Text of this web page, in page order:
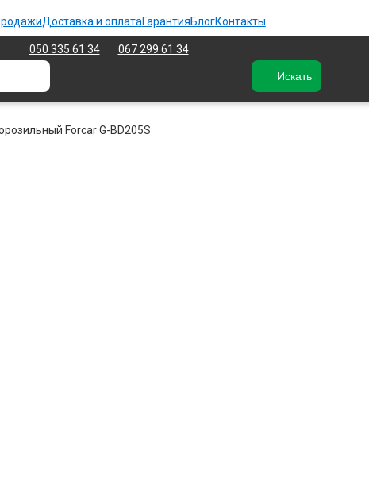
Доставка и оплатаГарантияБлогКонтакты
050 335 61 34 067 299 61 34
Искать
Forcar G-BD205S